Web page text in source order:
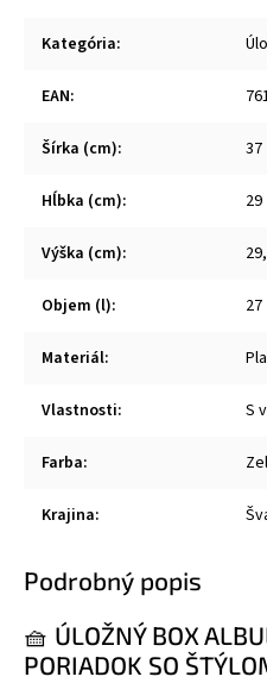
Kategória:
EAN:
Šírka (cm): 37
Hĺbka (cm): 29
Výška (cm):
Objem (l): 27
Materiál:
Vlastnosti: S
Farba:
Krajina:
Podrobný popis
🧺 ÚLOŽNÝ BOX
PORIADOK SO